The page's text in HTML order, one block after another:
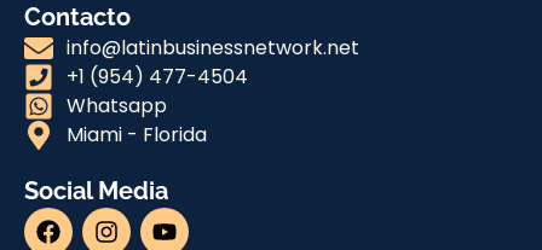
Contacto
info@latinbusinessnetwork.net
+1 (954) 477-4504
Whatsapp
Miami - Florida
Social Media